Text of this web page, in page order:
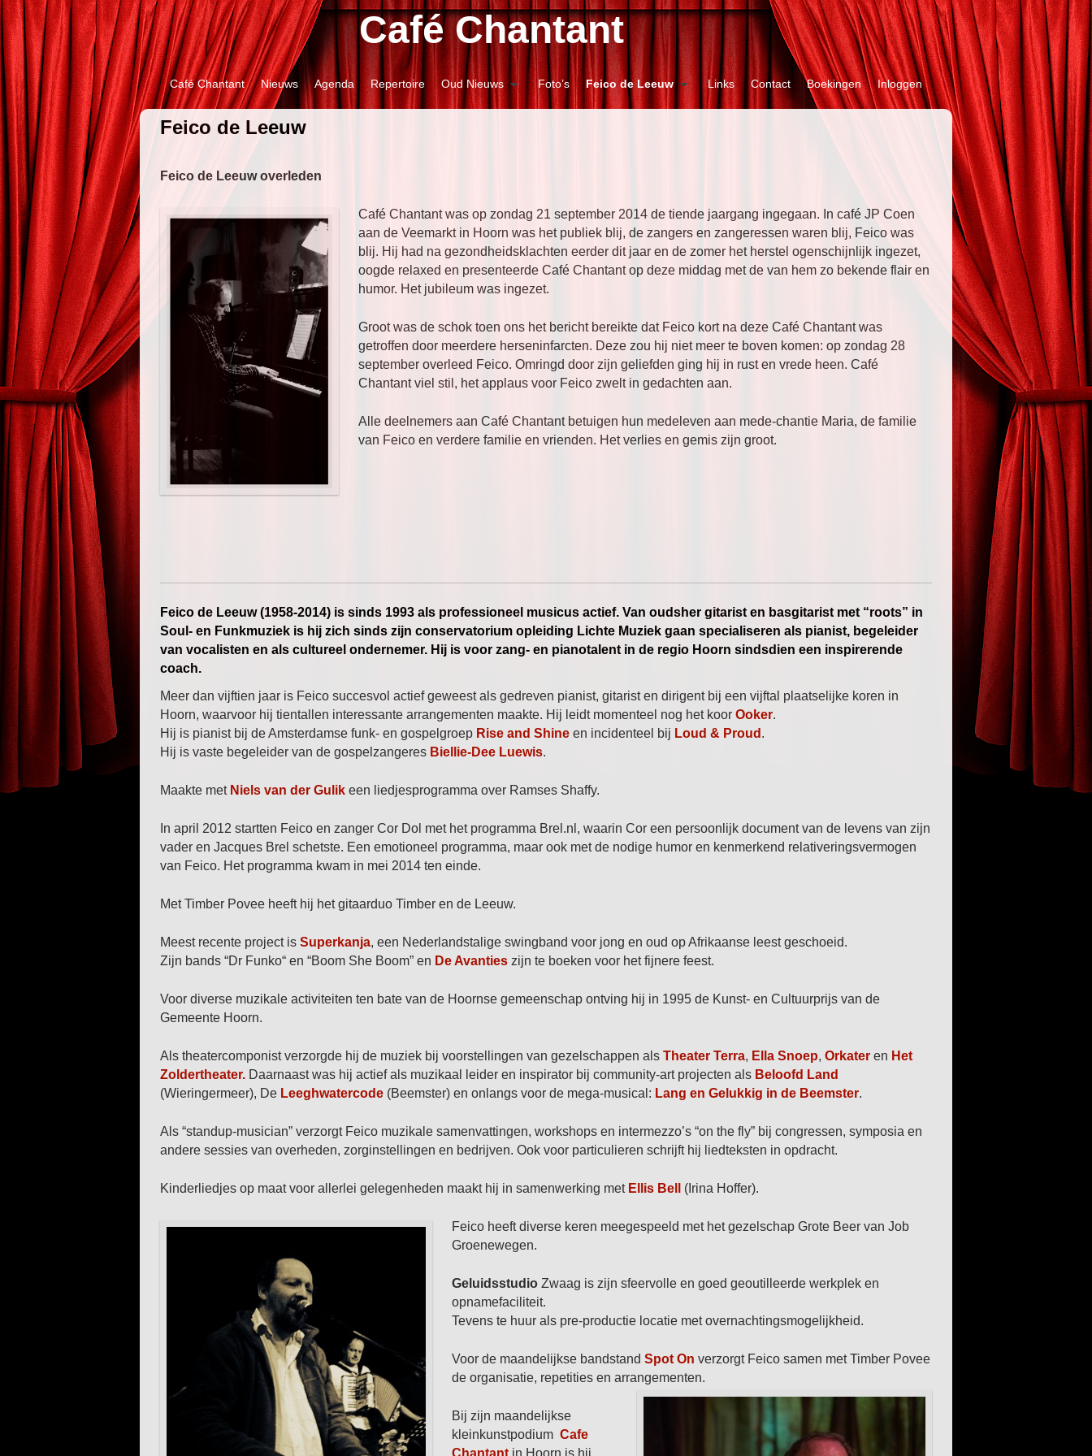
Café Chantant
Spring naar de primaire inhoud
Spring naar de secundaire inhoud
Café Chantant Nieuws Agenda Repertoire Oud Nieuws Foto’s Feico de Leeuw Links Contact Boekingen Inloggen
Feico de Leeuw
Feico de Leeuw overleden
Café Chantant was op zondag 21 september 2014 de tiende jaargang ingegaan. In café JP Coen
aan de Veemarkt in Hoorn was het publiek blij, de zangers en zangeressen waren blij, Feico was
blij. Hij had na gezondheidsklachten eerder dit jaar en de zomer het herstel ogenschijnlijk ingezet,
oogde relaxed en presenteerde Café Chantant op deze middag met de van hem zo bekende flair en
humor. Het jubileum was ingezet.
Groot was de schok toen ons het bericht bereikte dat Feico kort na deze Café Chantant was
getroffen door meerdere herseninfarcten. Deze zou hij niet meer te boven komen: op zondag 28
september overleed Feico. Omringd door zijn geliefden ging hij in rust en vrede heen. Café
Chantant viel stil, het applaus voor Feico zwelt in gedachten aan.
Alle deelnemers aan Café Chantant betuigen hun medeleven aan mede-chantie Maria, de familie
van Feico en verdere familie en vrienden. Het verlies en gemis zijn groot.
Feico de Leeuw (1958-2014) is sinds 1993 als professioneel musicus actief. Van oudsher gitarist en basgitarist met “roots” in
Soul- en Funkmuziek is hij zich sinds zijn conservatorium opleiding Lichte Muziek gaan specialiseren als pianist, begeleider
van vocalisten en als cultureel ondernemer. Hij is voor zang- en pianotalent in de regio Hoorn sindsdien een inspirerende
coach.
Meer dan vijftien jaar is Feico succesvol actief geweest als gedreven pianist, gitarist en dirigent bij een vijftal plaatselijke koren in
Hoorn, waarvoor hij tientallen interessante arrangementen maakte. Hij leidt momenteel nog het koor Ooker.
Hij is pianist bij de Amsterdamse funk- en gospelgroep Rise and Shine en incidenteel bij Loud & Proud .
Hij is vaste begeleider van de gospelzangeres Biellie-Dee Luewis.
Maakte met Niels van der Gulik een liedjesprogramma over Ramses Shaffy.
In april 2012 startten Feico en zanger Cor Dol met het programma Brel.nl, waarin Cor een persoonlijk document van de levens van zijn
vader en Jacques Brel schetste. Een emotioneel programma, maar ook met de nodige humor en kenmerkend relativeringsvermogen
van Feico. Het programma kwam in mei 2014 ten einde.
Met Timber Povee heeft hij het gitaarduo Timber en de Leeuw.
Meest recente project is Superkanja, een Nederlandstalige swingband voor jong en oud op Afrikaanse leest geschoeid.
Zijn bands “Dr Funko“ en “Boom She Boom” en De Avanties zijn te boeken voor het fijnere feest.
Voor diverse muzikale activiteiten ten bate van de Hoornse gemeenschap ontving hij in 1995 de Kunst- en Cultuurprijs van de
Gemeente Hoorn.
Als theatercomponist verzorgde hij de muziek bij voorstellingen van gezelschappen als Theater Terra, Ella Snoep, Orkater en Het
Zoldertheater. Daarnaast was hij actief als muzikaal leider en inspirator bij community-art projecten als Beloofd Land
(Wieringermeer), De Leeghwatercode (Beemster) en onlangs voor de mega-musical: Lang en Gelukkig in de Beemster.
Als “standup-musician” verzorgt Feico muzikale samenvattingen, workshops en intermezzo’s “on the fly” bij congressen, symposia en
andere sessies van overheden, zorginstellingen en bedrijven. Ook voor particulieren schrijft hij liedteksten in opdracht.
Kinderliedjes op maat voor allerlei gelegenheden maakt hij in samenwerking met Ellis Bell (Irina Hoffer).
Feico heeft diverse keren meegespeeld met het gezelschap Grote Beer van Job
Groenewegen.
Geluidsstudio Zwaag is zijn sfeervolle en goed geoutilleerde werkplek en
opnamefaciliteit.
Tevens te huur als pre-productie locatie met overnachtingsmogelijkheid.
Voor de maandelijkse bandstand Spot On verzorgt Feico samen met Timber Povee
de organisatie, repetities en arrangementen.
Bij zijn maandelijkse
kleinkunstpodium Cafe
Chantant in Hoorn is hij